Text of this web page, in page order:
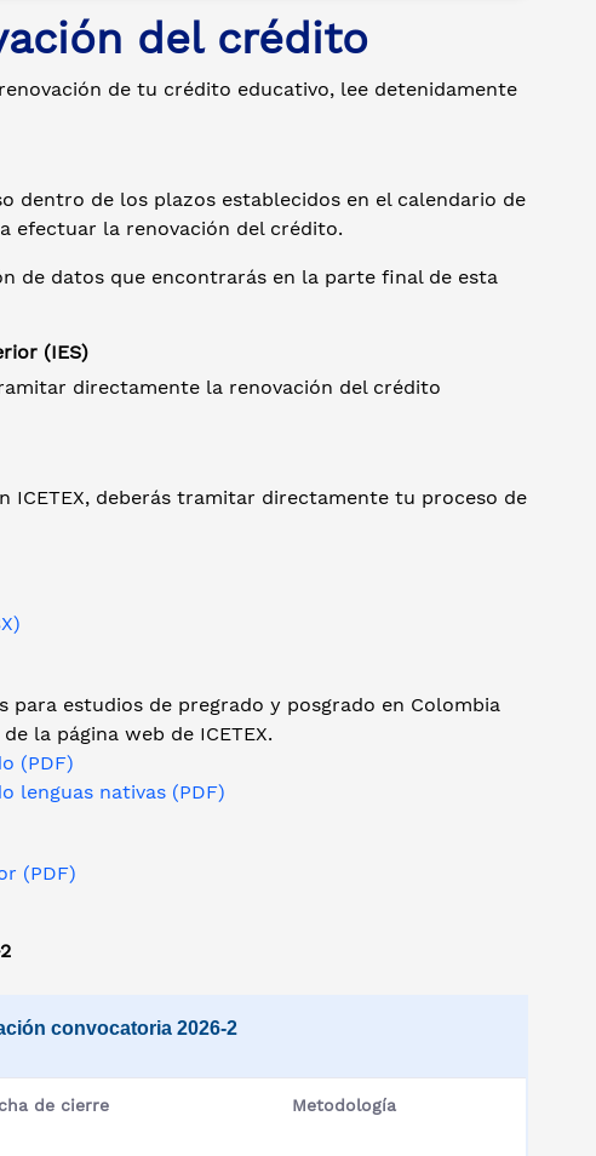
del crédito
de tu crédito educativo, lee detenidamente
dentro de los plazos establecidos en el calendario de
efectuar la renovación del crédito.
de datos que encontrarás en la parte final de esta
(IES)
directamente la renovación del crédito
deberás tramitar directamente tu proceso de
estudios de pregrado y posgrado en Colombia
la página web de ICETEX.
(PDF)
lenguas nativas (PDF)
(PDF)
convocatoria 2026-2
de cierre Metodología